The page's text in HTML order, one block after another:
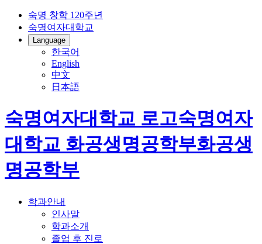
숙명 창학 120주년
숙명여자대학교
Language
한국어
English
中文
日本語
숙명여자대학교 로고숙명여자
대학교 화공생명공학부화공생
명공학부
학과안내
인사말
학과소개
졸업 후 진로